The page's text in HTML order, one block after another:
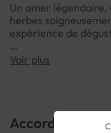
Un amer légendaire,
herbes
expérience de
Arômes : Nez riche
menthe, de
Voir plus
Accords Mets